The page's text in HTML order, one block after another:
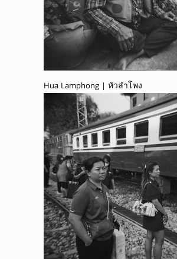
Hua Lamphong | หัวลำโพง